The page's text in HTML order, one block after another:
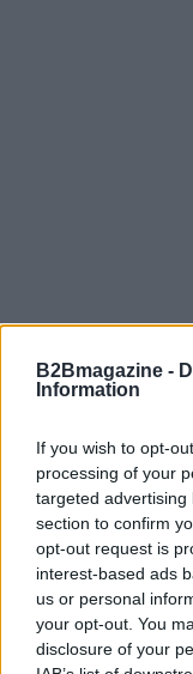
B2Bmagazine -
Information
If you wish to opt-
processing of your
targeted
section to confirm
opt-out request is
interest-based ads
us or personal
your opt-out. You
disclosure of your
In sintesi, la
come una
creato, sfruttare
una crescita più
questa
capacità di
consolidare la